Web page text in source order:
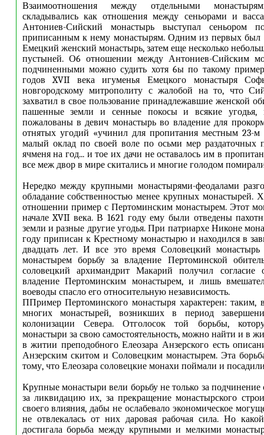
Взаимоотношения между отдельными
складывались как отношения между сеньорами и
Антониев-Сийский монастырь выступал сеньором
приписанным к нему монастырям. Одним из первых был
Емецкий женский монастырь, затем еще несколько
пустыней. О6 отношении между Антониев-Сийским
подчиненными можно судить хотя 6ы по такому
годов XVII века игуменья Емецкого монастыря
новгородскому митрополиту с жалобой на то, что
захватил в свое пользование принадлежавшие женской
пашенные земли и сенные покосы и всякие угодья,
пожалованы в девич монастырь во владение для
отнятых угодий «учинил для пропитания местным 23-м
малый оклад по своей воле по осьми мер
ячменя на год... и тое их дачи не оставалось им в
все меж двор в мире скитались и многие голодом
Нередко между крупными монастырями-феодалами
обладание собственностью менее крупных монастырей.
отношении пример с Пертоминским монастырем. Этот
начале XVII века. В 1621 году ему были отведены
земли и разные другие угодья. При патриархе Никоне
году приписан к Крестному монастырю и находился в
двадцать лет. И все это время Соловецкий
монастырем борьбу за владение Пертоминской
соловецкий архимандрит Макарий получил согласие
владение Пертоминским монастырем, и лишь
воеводы спасло его относительную независимость.
ППример Пертоминского монастыря характерен: таким,
многих монастырей, возникших в период
колонизации Севера. Отголосок той борьбы,
монастыри за свою самостоятельность, можно найти и в
в житии преподобного Елеозара Анзерского есть
Анзерским скитом и Соловецким монастырем. Эта
тому, что Елеозара соловецкие монахи поймали и
Крупные монастыри вели борьбу не только за подчинение
за ликвидацию их, за прекращение монастырского
своего влияния, дабы не ослабевало экономическое
не отвлекалась от них даровая рабочая сила. Но
достигала борьба между крупными и мелкими